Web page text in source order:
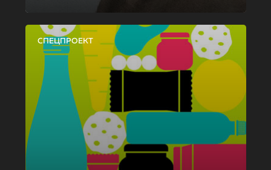
СПЕЦПРОЕКТ